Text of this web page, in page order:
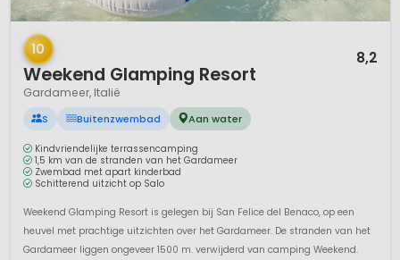
1 / 12
10
Weekend Glamping Resort
8,2
Gardameer, Italië
S Buitenzwembad Aan water
Kindvriendelijke terrassencamping
1,5 km van de stranden van het Gardameer
Zwembad met apart kinderbad
Schitterend uitzicht op Salo
Weekend Glamping Resort is gelegen bij San Felice del Benaco, op een
heuvel met prachtige uitzichten over het Gardameer. De stranden van het
Gardameer liggen ongeveer 1500 m. verwijderd van camping Weekend.